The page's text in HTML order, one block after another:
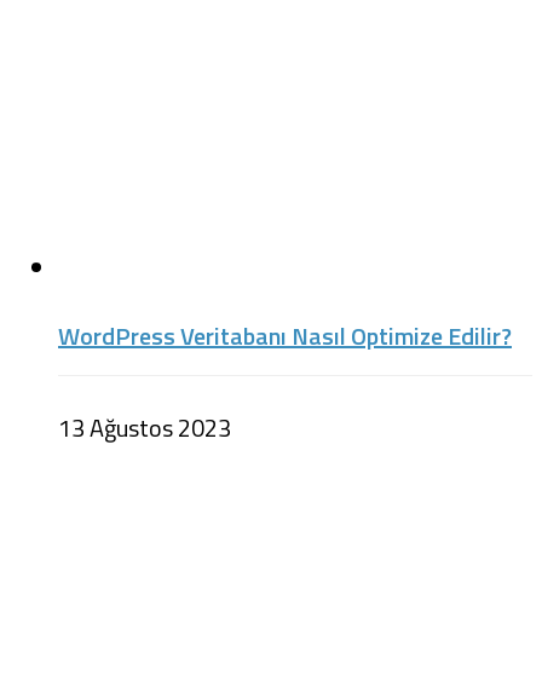
WordPress Veritabanı Nasıl Optimize Edilir?
13 Ağustos 2023